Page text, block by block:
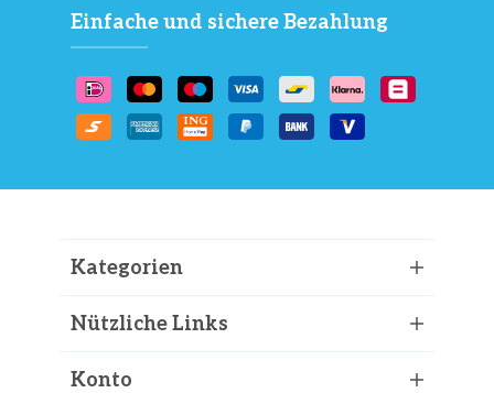
Einfache und sichere Bezahlung
Kategorien
Nützliche Links
Konto